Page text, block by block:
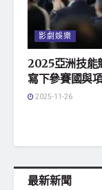
影劇娛樂
2025亞洲技能
寫下參賽國與
2025-11-26
最新新聞